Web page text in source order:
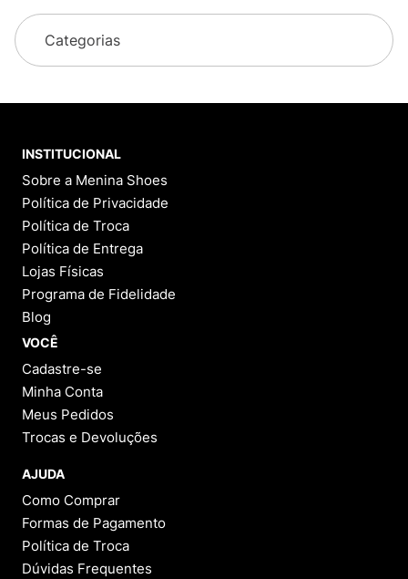
Categorias
INSTITUCIONAL
Sobre a Menina Shoes
Política de Privacidade
Política de Troca
Política de Entrega
Lojas Físicas
Programa de Fidelidade
Blog
VOCÊ
Cadastre-se
Minha Conta
Meus Pedidos
Trocas e Devoluções
AJUDA
Como Comprar
Formas de Pagamento
Política de Troca
Dúvidas Frequentes